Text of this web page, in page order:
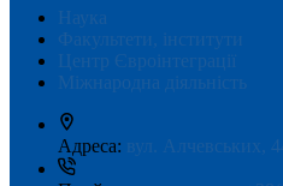
Наука
Факультети, інститути
Центр Євроінтеграції
Міжнародна діяльність
Адреса: вул. Алчевських,